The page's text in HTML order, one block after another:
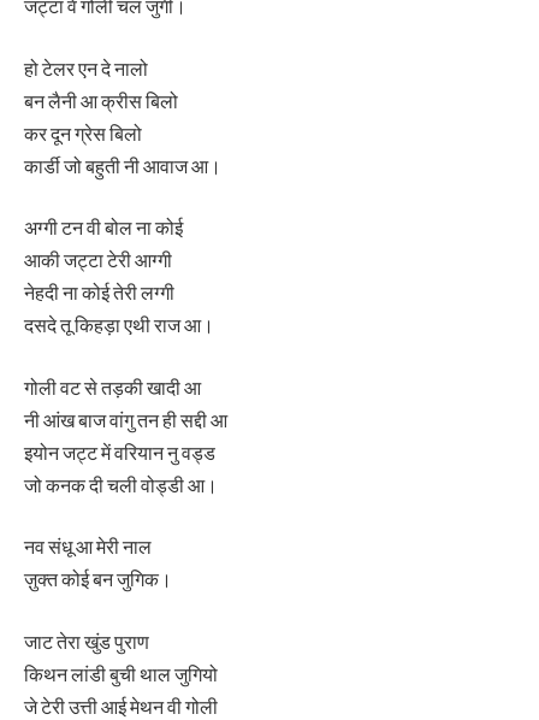
जट्टा वे गोली चल जुगी।
हो टेलर एन दे नालो
बन लैनी आ क्रीस बिलो
कर दून ग्रेस बिलो
कार्डी जो बहुती नी आवाज आ।
अग्गी टन वी बोल ना कोई
आकी जट्टा टेरी आग्गी
नेहदी ना कोई तेरी लग्गी
दसदे तू किहड़ा एथी राज आ।
गोली वट से तड़की खादी आ
नी आंख बाज वांगु तन ही सद्दी आ
इयोन जट्ट में वरियान नु वड्ड
जो कनक दी चली वोड्डी आ।
नव संधू आ मेरी नाल
ज़ुक्त कोई बन जुगिक।
जाट तेरा खुंड पुराण
किथन लांडी बुची थाल जुगियो
जे टेरी उत्ती आई मेथन वी गोली